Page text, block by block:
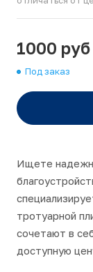
1000 руб
Под заказ
Ищете
тротуарной
сочетают в
доступную